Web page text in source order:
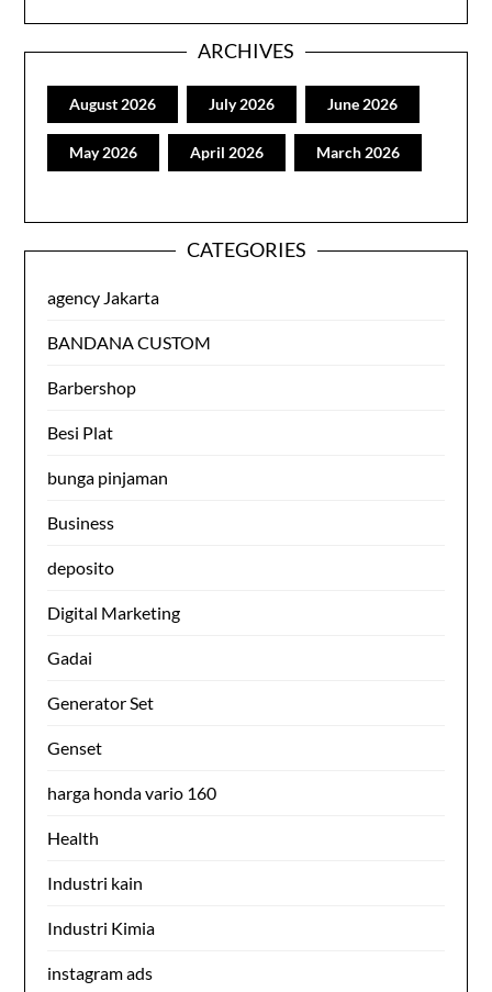
ARCHIVES
August 2026 July 2026 June 2026
May 2026 April 2026 March 2026
CATEGORIES
agency Jakarta
BANDANA CUSTOM
Barbershop
Besi Plat
bunga pinjaman
Business
deposito
Digital Marketing
Gadai
Generator Set
Genset
harga honda vario 160
Health
Industri kain
Industri Kimia
instagram ads